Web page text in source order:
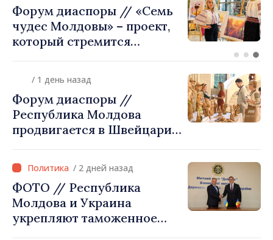
ВИДЕО // Калараш
формирует крупнейший
кластер добровольного
утвердил окончательное
решение
/ 1 день назад
Форум диаспоры //
Республика Молдова
продвигается в Швейцарии
и экспорт
/ 2 дней назад
ФОТО // Республика
Молдова и Украина
укрепляют таможенное